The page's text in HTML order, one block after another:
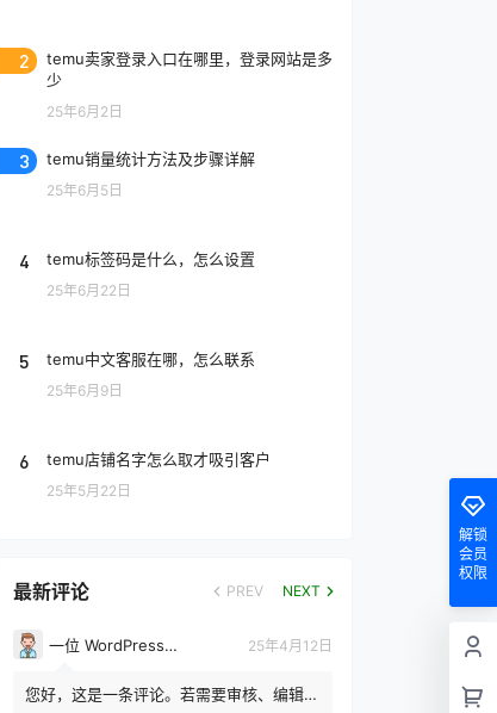
2
temu卖家登录入口在哪里，登录网站是多
少
25年6月2日
3 temu销量统计方法及步骤详解
25年6月5日
4 temu标签码是什么，怎么设置
25年6月22日
5 temu中文客服在哪，怎么联系
25年6月9日
6 temu店铺名字怎么取才吸引客户
25年5月22日
最新评论 PREV NEXT
一位 WordPress 评论者 25年4月12日
您好，这是一条评论。若需要审核、编辑或
解锁
会员
权限